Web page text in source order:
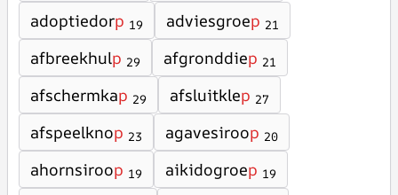
adoptiedorp 19 adviesgroep 21
afbreekhulp 29 afgronddiep 21
afschermkap 29 afsluitklep 27
afspeelknop 23 agavesiroop 20
ahornsiroop 19 aikidogroep 19